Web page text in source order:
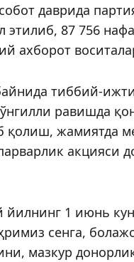
даврида
этилиб, 87 756
ахборот
тиббий-
равишда
қолиш, жамиятда
акцияси
йилнинг 1 июнь
сенга,
мазкур